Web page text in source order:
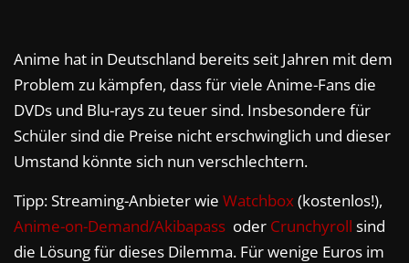
Anime hat in Deutschland bereits seit Jahren mit dem
Problem zu kämpfen, dass für viele Anime-Fans die
DVDs und Blu-rays zu teuer sind. Insbesondere für
Schüler sind die Preise nicht erschwinglich und dieser
Umstand könnte sich nun verschlechtern.
Tipp: Streaming-Anbieter wie Watchbox(kostenlos!),
Anime-on-Demand/Akibapass oder Crunchyroll sind
die Lösung für dieses Dilemma. Für wenige Euros im